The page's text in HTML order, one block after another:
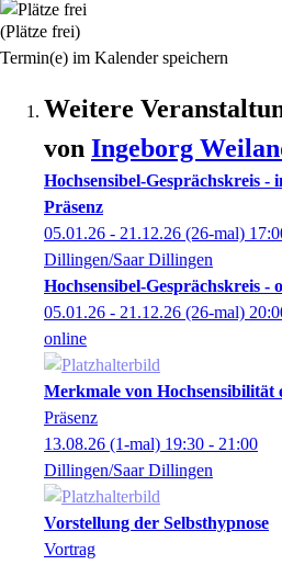
(Plätze frei)
Termin(e) im Kalender speichern
Weitere
von Ingeborg
Hochsensibel-Gesprächskreis -
Präsenz
05.01.26 - 21.12.26 (26-mal)
Dillingen/Saar Dillingen
Hochsensibel-Gesprächskreis -
05.01.26 - 21.12.26 (26-mal)
online
Merkmale von Hochsensibilität
Präsenz
13.08.26 (1-mal) 19:30 - 21:00
Dillingen/Saar Dillingen
Vorstellung der Selbsthypnose
Vortrag